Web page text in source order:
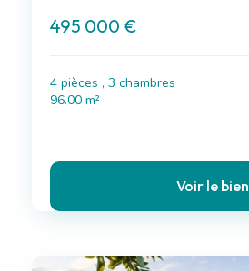
495 000 €
4 pièces , 3 chambres
96.00 m²
Voir le bien